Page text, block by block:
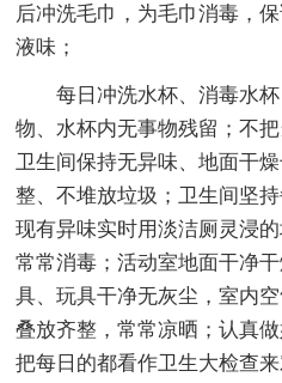
后冲洗毛巾，为毛巾消毒，
液味；
每日冲洗水杯、消毒水
物、水杯内无事物残留；不
卫生间保持无异味、地面干
整、不堆放垃圾；卫生间坚
现有异味实时用淡洁厕灵浸
常常消毒；活动室地面干净
具、玩具干净无灰尘，室内
叠放齐整，常常凉晒；认真
把每日的都看作卫生大检查